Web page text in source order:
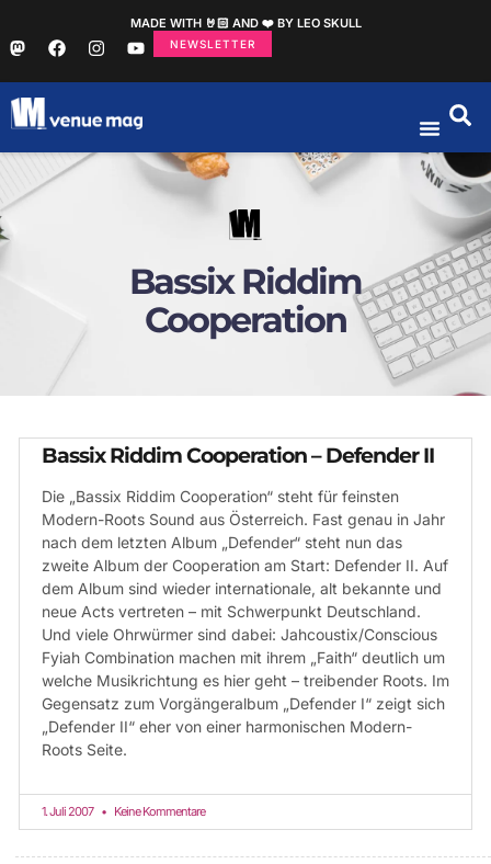
MADE WITH 🤘🏻 AND ❤️ BY LEO SKULL
NEWSLETTER
Bassix Riddim
Cooperation
Bassix Riddim Cooperation – Defender II
Die „Bassix Riddim Cooperation“ steht für feinsten
Modern-Roots Sound aus Österreich. Fast genau in Jahr
nach dem letzten Album „Defender“ steht nun das
zweite Album der Cooperation am Start: Defender II. Auf
dem Album sind wieder internationale, alt bekannte und
neue Acts vertreten – mit Schwerpunkt Deutschland.
Und viele Ohrwürmer sind dabei: Jahcoustix/Conscious
Fyiah Combination machen mit ihrem „Faith“ deutlich um
welche Musikrichtung es hier geht – treibender Roots. Im
Gegensatz zum Vorgängeralbum „Defender I“ zeigt sich
„Defender II“ eher von einer harmonischen Modern-
Roots Seite.
1. Juli 2007 Keine Kommentare